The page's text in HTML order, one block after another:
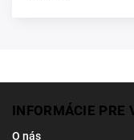
INFORMÁCIE PRE
O nás